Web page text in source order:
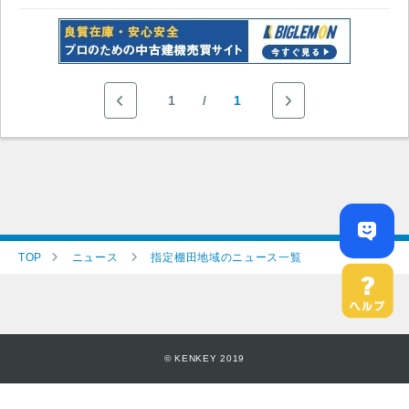
1 1
TOP ニュース 指定棚田地域のニュース一覧
© KENKEY 2019